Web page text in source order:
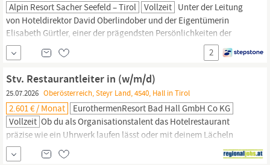
Alpin Resort Sacher Seefeld – Tirol Vollzeit Unter der Leitung
von Hoteldirektor David Oberlindober und der Eigentümerin
Elisabeth Gürtler, einer der prägendsten Persönlichkeiten der
österreichischen Luxushotellerie, bietet das Alpin Resort Sacher
Seefeld seinen Gästen ein einzigartiges Urlaubserlebnis in den
Alpen. Mit 81 Zimmern und Suiten, einem 4.700 m²
2
Stv. Restaurantleiter in (w/m/d)
25.07.2026 Oberösterreich, Steyr Land, 4540, Hall in Tirol
2.601 € / Monat
EurothermenResort Bad Hall GmbH Co KG
Vollzeit Ob du als Organisationstalent das Hotelrestaurant
präzise wie ein Uhrwerk laufen lässt oder mit deinem Lächeln
unsere Stammgäste bezauberst. Du bist einzigartig. Ein Unikat.
Darum wollen wir dich für das Kurhotel Vitana in Bad Hall als Stv.